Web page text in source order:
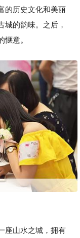
的历史文化和美丽
城的韵味。之后，
意。
座山水之城，拥有